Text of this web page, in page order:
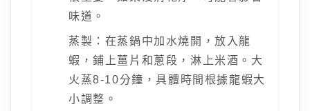
味道。
蒸製：在蒸鍋中加水燒開，放入龍
蝦，鋪上薑片和蔥段，淋上米酒。大
火蒸8-10分鐘，具體時間根據龍蝦大
小調整。